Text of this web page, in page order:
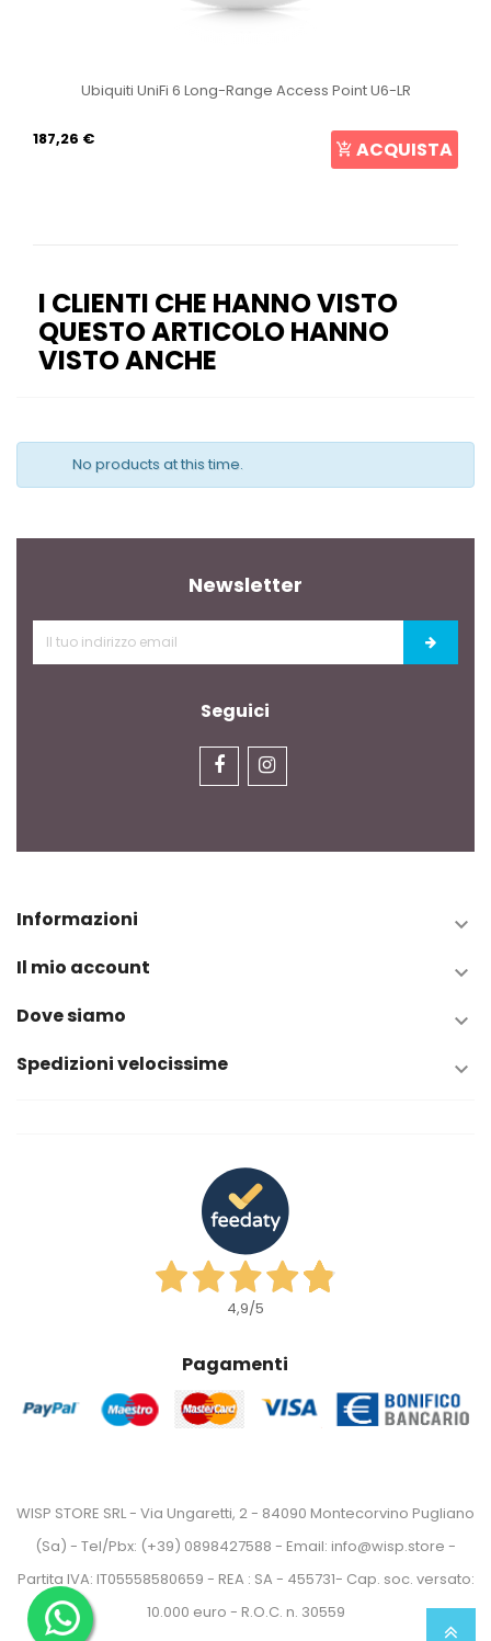
Ubiquiti UniFi 6 Long-Range Access Point U6-LR
187,26 € ACQUISTA
I CLIENTI CHE HANNO VISTO
QUESTO ARTICOLO HANNO
VISTO ANCHE
No products at this time.
Newsletter
Seguici
Informazioni 
Il mio account 
Dove siamo 
Spedizioni velocissime 
4,9/5
Pagamenti
WISP STORE SRL - Via Ungaretti, 2 - 84090 Montecorvino Pugliano
(Sa) - Tel/Pbx: (+39) 0898427588 - Email: info@wisp.store -
Partita IVA: IT05558580659 - REA : SA - 455731- Cap. soc. versato:
10.000 euro - R.O.C. n. 30559